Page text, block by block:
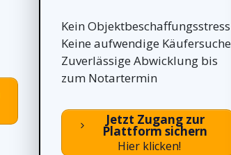
Kein Objektbeschaffungsstress
Keine aufwendige Käufersuche
Zuverlässige Abwicklung bis
zum Notartermin
Jetzt Zugang zur
Plattform sichern
Hier klicken!